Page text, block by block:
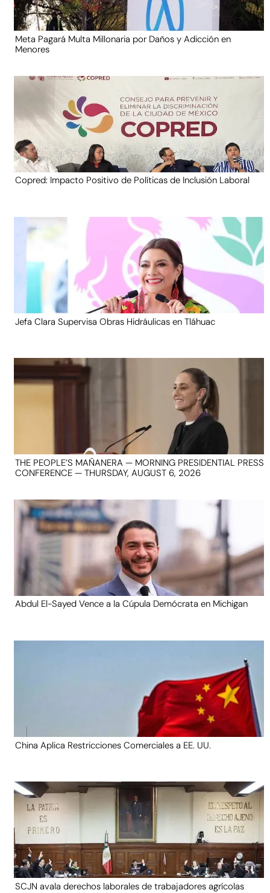
Meta Pagará Multa Millonaria por Daños y Adicción en
Menores
Copred: Impacto Positivo de Políticas de Inclusión Laboral
Jefa Clara Supervisa Obras Hidráulicas en Tláhuac
THE PEOPLE’S MAÑANERA — MORNING PRESIDENTIAL PRESS
CONFERENCE — THURSDAY, AUGUST 6, 2026
Abdul El-Sayed Vence a la Cúpula Demócrata en Michigan
China Aplica Restricciones Comerciales a EE. UU.
SCJN avala derechos laborales de trabajadores agrícolas